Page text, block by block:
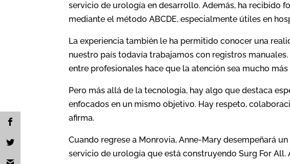
servicio de urología en desarrollo. Además, ha recibido
mediante el método ABCDE, especialmente útiles en
La experiencia también le ha permitido conocer una
nuestro país todavía trabajamos con registros
entre profesionales hace que la atención sea mucho
Pero más allá de la tecnología, hay algo que destaca
enfocados en un mismo objetivo. Hay respeto,
afirma.
Cuando regrese a Monrovia, Anne-Mary desempeñará
servicio de urología que está construyendo Surg For